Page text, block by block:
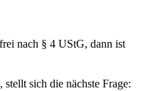
nach § 4 UStG, dann ist
sich die nächste Frage: